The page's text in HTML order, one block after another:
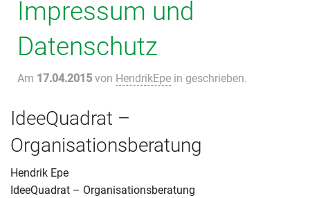
Impressum und
Datenschutz
Am 17.04.2015 von HendrikEpe in geschrieben.
IdeeQuadrat –
Organisationsberatung
Hendrik Epe
IdeeQuadrat – Organisationsberatung